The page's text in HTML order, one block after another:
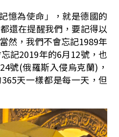
憶為使命」，就是德國的
還在提醒我們，要記得以
然，我們不會忘記1989年
記2019年的6月12號，也
號(俄羅斯入侵烏克蘭)，
天一樣都是每一天，但